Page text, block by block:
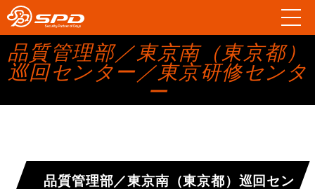
品質管理部／東京南（東京都）
巡回センター／東京研修センタ
ー
品質管理部／東京南（東京都）巡回セン